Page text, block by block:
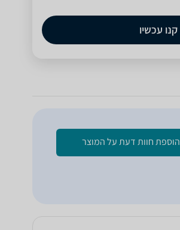
קנו עכשיו
הוספת חוות דעת על המוצר